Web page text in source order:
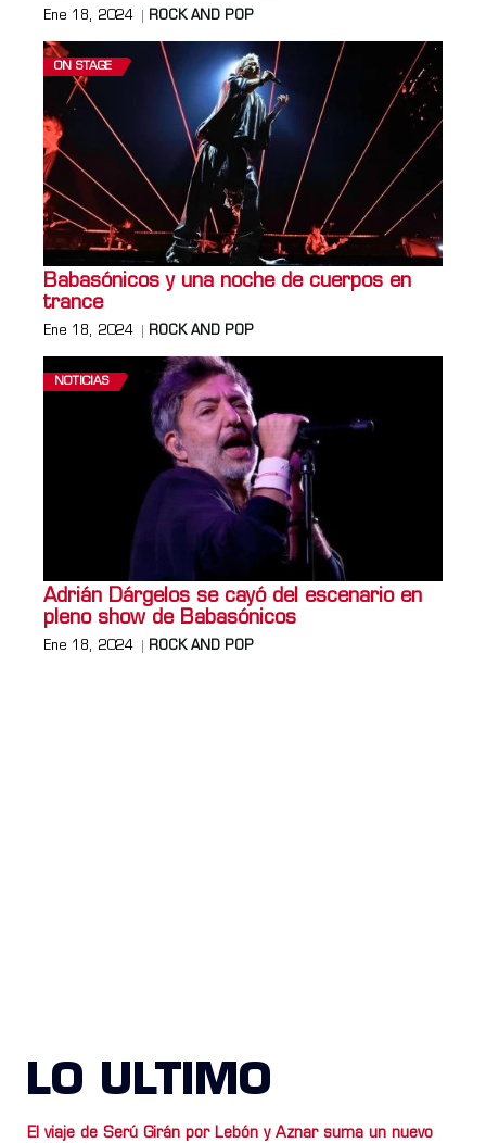
Ene 18, 2024 ROCK AND POP
ON STAGE
Babasónicos y una noche de cuerpos en
trance
Ene 18, 2024 ROCK AND POP
NOTICIAS
Adrián Dárgelos se cayó del escenario en
pleno show de Babasónicos
Ene 18, 2024 ROCK AND POP
LO ULTIMO
El viaje de Serú Girán por Lebón y Aznar suma un nuevo